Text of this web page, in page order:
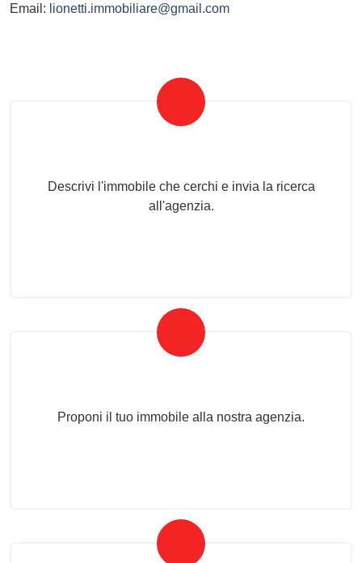
Email: lionetti.immobiliare@gmail.com
Descrivi l'immobile che cerchi e invia la ricerca
all'agenzia.
Proponi il tuo immobile alla nostra agenzia.